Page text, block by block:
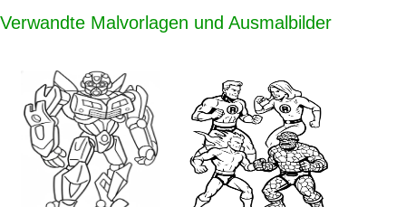
Verwandte Malvorlagen und Ausmalbilder